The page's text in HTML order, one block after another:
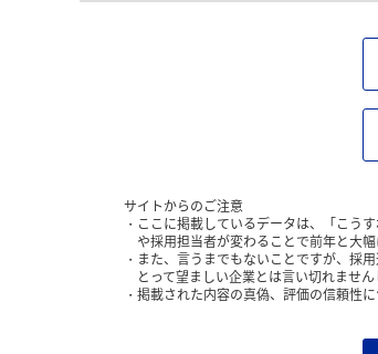
サイトからのご注意
ここに掲載しているデータは、「こう
や採用担当者が変わることで前年と大
また、言うまでもないことですが、採
とって望ましい企業とは言い切れませ
掲載された内容の真偽、評価の信頼性